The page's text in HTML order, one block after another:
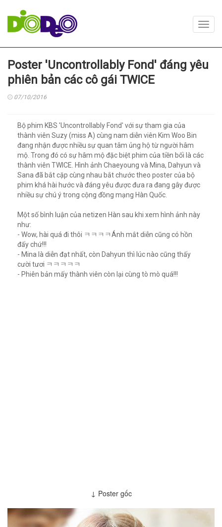
Poster 'Uncontrollably Fond' đáng yêu
phiên bản các cô gái TWICE
07/10/2016
Bộ phim KBS 'Uncontrollably Fond' với sự tham gia của
thành viên Suzy (miss A) cùng nam diễn viên Kim Woo Bin
đang nhận được nhiều sự quan tâm ủng hộ từ người hâm
mộ. Trong đó có sự hâm mộ đặc biệt phim của tiền bối là các
thành viên TWICE. Hình ảnh Chaeyoung và Mina, Dahyun và
Sana đã bắt cặp cùng nhau bắt chước theo poster của bộ
phim khá hài hước và đáng yêu được đưa ra đang gây được
nhiều sự chú ý trong cộng đồng mạng Hàn Quốc.
Một số bình luận của netizen Hàn sau khi xem hình ảnh này
như:
- Wow, hài quá đi thôi ㅋㅋㅋㅋÁnh mắt diễn cũng có hồn
đấy chứ!!!
- Mina là diễn đạt nhất, còn Dahyun thì lúc nào cũng thấy
cười tươi ㅋㅋㅋㅋㅋ
- Phiên bản mấy thành viên còn lại cùng tò mò quá!!!
↓ Poster gốc